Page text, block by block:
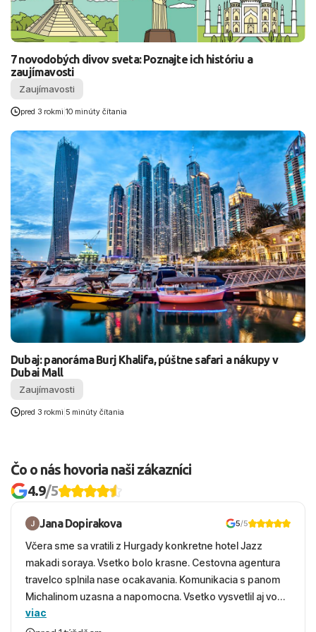
7 novodobých divov sveta: Poznajte ich históriu a
zaujímavosti
Zaujímavosti
pred 3 rokmi 10 minúty čítania
Dubaj: panoráma Burj Khalifa, púštne safari a nákupy v
Dubai Mall
Zaujímavosti
pred 3 rokmi 5 minúty čítania
Čo o nás hovoria naši zákazníci
4.9/5
Jana Dopirakova 5/5
Včera sme sa vratili z Hurgady konkretne hotel Jazz
makadi soraya. Vsetko bolo krasne. Cestovna agentura
travelco splnila nase ocakavania. Komunikacia s panom
Michalinom uzasna a napomocna. Vsetko vysvetlil aj vo
vecernych hodinach zaco sa ospravedlnujem. Hotel
viac